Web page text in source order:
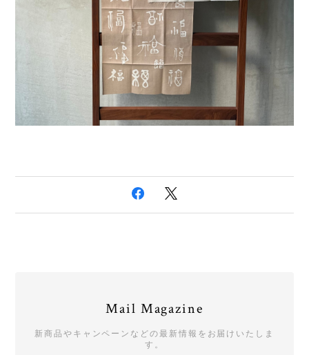
Mail Magazine
新商品やキャンペーンなどの最新情報をお届けいたしま
す。